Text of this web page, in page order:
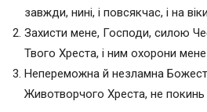
завжди, нині, і повсякчас, і на
Захисти мене, Господи, силою
Твого Хреста, і ним охорони
Непереможна й незламна
Животворчого Хреста, не покинь